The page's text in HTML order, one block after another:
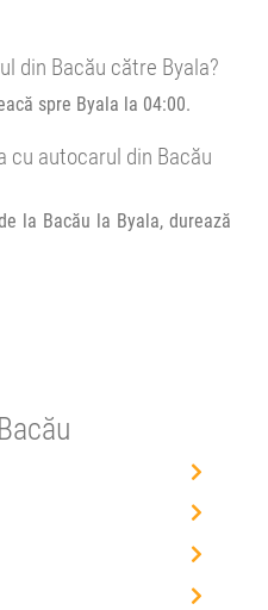
din Bacău către Byala?
spre Byala la 04:00.
cu autocarul din Bacău
la Bacău la Byala, durează